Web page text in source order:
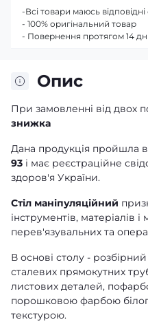
Опис
При замовленні від двох
знижка
Дана продукція пройшла
93 і має реєстраційне
здоров'я України.
Стіл маніпуляційний
інструментів, матеріалів
перев'язувальних та
В основі столу -
сталевих прямокутних
листових деталей,
порошковою фарбою
текстурою.
-Всі товари маюсь відповідні
- 100% оригінальний товар
- Повернення протягом 14